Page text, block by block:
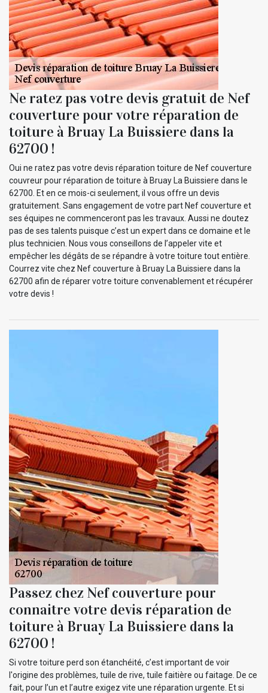
Ne ratez pas votre devis gratuit de Nef
couverture pour votre réparation de
toiture à Bruay La Buissiere dans la
62700 !
Oui ne ratez pas votre devis réparation toiture de Nef couverture
couvreur pour réparation de toiture à Bruay La Buissiere dans le
62700. Et en ce mois-ci seulement, il vous offre un devis
gratuitement. Sans engagement de votre part Nef couverture et
ses équipes ne commenceront pas les travaux. Aussi ne doutez
pas de ses talents puisque c’est un expert dans ce domaine et le
plus technicien. Nous vous conseillons de l’appeler vite et
empêcher les dégâts de se répandre à votre toiture tout entière.
Courrez vite chez Nef couverture à Bruay La Buissiere dans la
62700 afin de réparer votre toiture convenablement et récupérer
votre devis !
Passez chez Nef couverture pour
connaitre votre devis réparation de
toiture à Bruay La Buissiere dans la
62700 !
Si votre toiture perd son étanchéité, c’est important de voir
l'origine des problèmes, tuile de rive, tuile faitière ou faitage. De ce
fait, pour l’un et l’autre exigez vite une réparation urgente. Et si